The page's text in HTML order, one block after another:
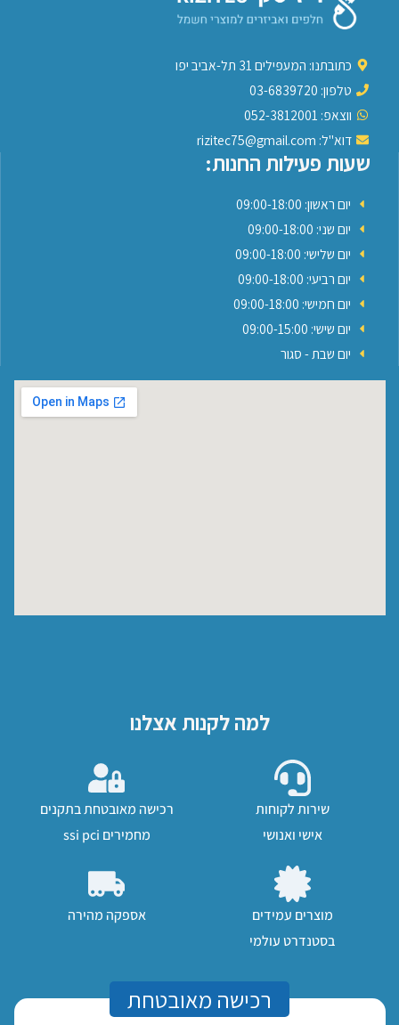
כתובתנו: המעפילים 31 תל-אביב יפו
טלפון: 03-6839720
ווצאפ: 052-3812001
דוא"ל: rizitec75@gmail.com
שעות פעילות החנות:
יום ראשון: 09:00-18:00
יום שני: 09:00-18:00
יום שלישי: 09:00-18:00
יום רביעי: 09:00-18:00
יום חמישי: 09:00-18:00
יום שישי: 09:00-15:00
יום שבת - סגור
למה לקנות אצלנו
שירות לקוחות
אישי ואנושי
רכישה מאובטחת בתקנים
מחמירים ssi pci
מוצרים עמידים
בסטנדרט עולמי
אספקה מהירה
רכישה מאובטחת